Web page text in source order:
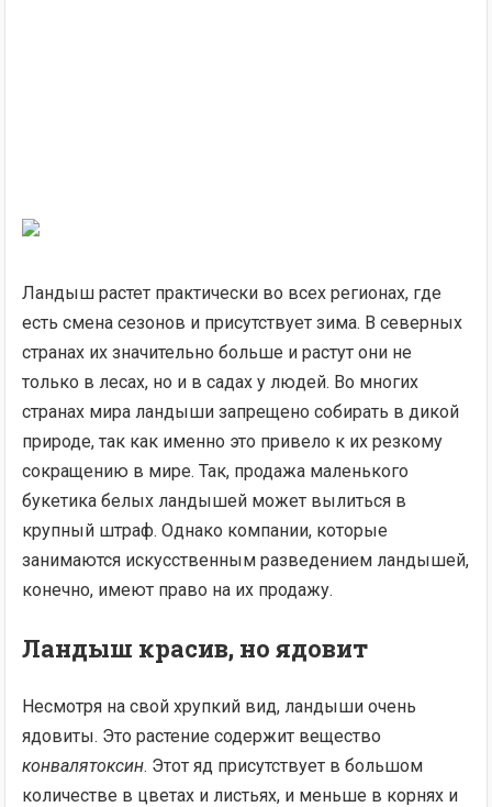
Ландыш растет практически во всех регионах, где
есть смена сезонов и присутствует зима. В северных
странах их значительно больше и растут они не
только в лесах, но и в садах у людей. Во многих
странах мира ландыши запрещено собирать в дикой
природе, так как именно это привело к их резкому
сокращению в мире. Так, продажа маленького
букетика белых ландышей может вылиться в
крупный штраф. Однако компании, которые
занимаются искусственным разведением ландышей,
конечно, имеют право на их продажу.
Ландыш красив, но ядовит
Несмотря на свой хрупкий вид, ландыши очень
ядовиты. Это растение содержит вещество
конвалятоксин. Этот яд присутствует в большом
количестве в цветах и листьях, и меньше в корнях и